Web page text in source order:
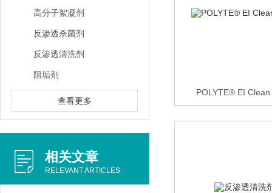
高分子絮凝剂
反渗透杀菌剂
反渗透清洗剂
阻垢剂
查看更多
相关文章
RELEVANT ARTICLES
POLYTE® EI